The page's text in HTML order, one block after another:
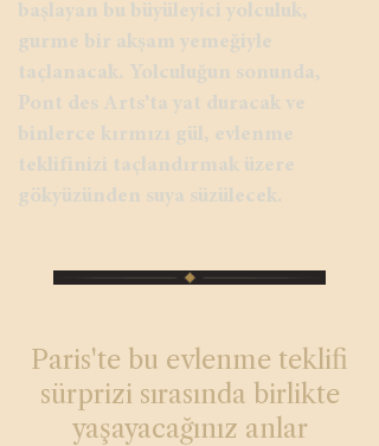
başlayan bu büyüleyici yolculuk,
gurme bir akşam yemeğiyle
taçlanacak. Yolculuğun sonunda,
Pont des Arts’ta yat duracak ve
binlerce kırmızı gül, evlenme
teklifinizi taçlandırmak üzere
gökyüzünden suya süzülecek.
Paris'te bu evlenme teklifi
sürprizi sırasında birlikte
yaşayacağınız anlar